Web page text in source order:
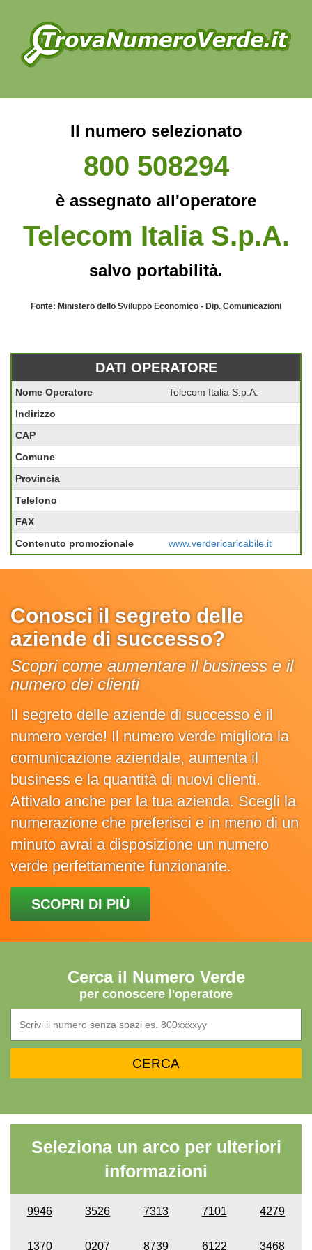
Il numero selezionato
800 508294
è assegnato all'operatore
Telecom Italia S.p.A.
salvo portabilità.
Fonte: Ministero dello Sviluppo Economico - Dip. Comunicazioni
DATI OPERATORE
Nome Operatore
Telecom Italia S.p.A.
Indirizzo
CAP
Comune
Provincia
Telefono
FAX
Contenuto promozionale
www.verdericaricabile.it
Conosci il segreto delle
aziende di successo?
Scopri come aumentare il business e il
numero dei clienti
Il segreto delle aziende di successo è il
numero verde! Il numero verde migliora la
comunicazione aziendale, aumenta il
business e la quantità di nuovi clienti.
Attivalo anche per la tua azienda. Scegli la
numerazione che preferisci e in meno di un
minuto avrai a disposizione un numero
verde perfettamente funzionante.
SCOPRI DI PIÙ
Cerca il Numero Verde
per conoscere l'operatore
Seleziona un arco per ulteriori
informazioni
9946 3526 7313 7101 4279
1370 0207 8739 6122 3468